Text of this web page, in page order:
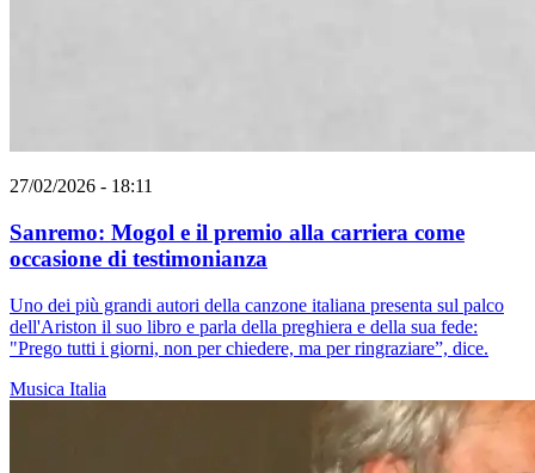
27/02/2026 - 18:11
Sanremo: Mogol e il premio alla carriera come
occasione di testimonianza
Uno dei più grandi autori della canzone italiana presenta sul palco
dell'Ariston il suo libro e parla della preghiera e della sua fede:
"Prego tutti i giorni, non per chiedere, ma per ringraziare”, dice.
Musica Italia